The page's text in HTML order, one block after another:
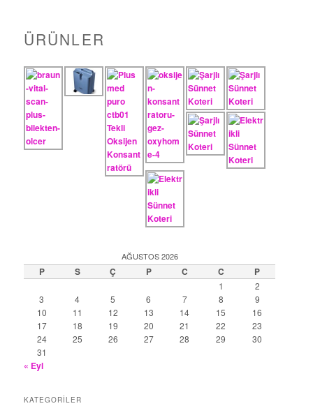
ÜRÜNLER
AĞUSTOS 2026
P S Ç P C C P
1
2
3
4 5 6 7 8
9
10
11 12 13 14 15
16
17
18 19 20 21 22
23
24
25 26 27 28 29
30
31
« Eyl
KATEGORILER